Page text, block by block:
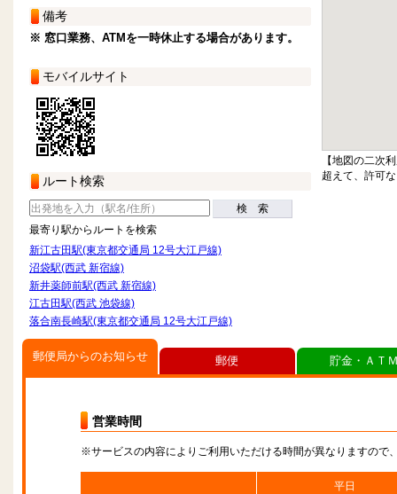
備考
※ 窓口業務、ATMを一時休止する場合があります。
モバイルサイト
ルート検索
検 索
最寄り駅からルートを検索
新江古田駅(東京都交通局 12号大江戸線)
沼袋駅(西武 新宿線)
新井薬師前駅(西武 新宿線)
江古田駅(西武 池袋線)
落合南長崎駅(東京都交通局 12号大江戸線)
【地図の二次
超えて、許可
郵便局からのお知らせ
営業時間
※サービスの内容によりご利用いただける時間が異なりますので
平日
郵便 貯金・ＡＴ